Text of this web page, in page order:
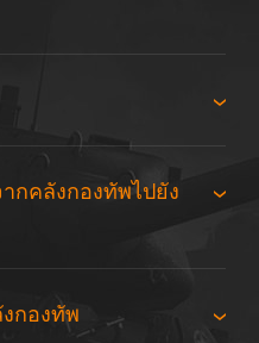
กคลังกองทัพไปยัง
กองทัพ